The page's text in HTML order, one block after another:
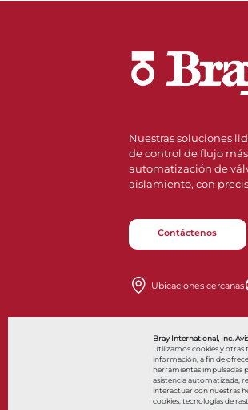
Bray International, Inc.
Utilizamos cookies y
información, a fin de
herramientas impulsadas
asistencia automatizada,
interactuar con nuestras
cookies, tecnologías de
Nuestras soluciones
de control de flujo
automatización de
aislamiento, con
Contáctenos
Ubicaciones cercanas
© 2026 Bray International. Todos